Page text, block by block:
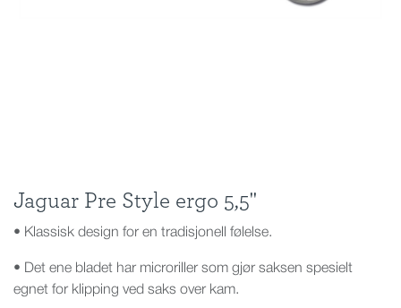
Jaguar Pre Style ergo 5,5''
• Klassisk design for en tradisjonell følelse.
• Det ene bladet har microriller som gjør saksen spesielt
egnet for klipping ved saks over kam.